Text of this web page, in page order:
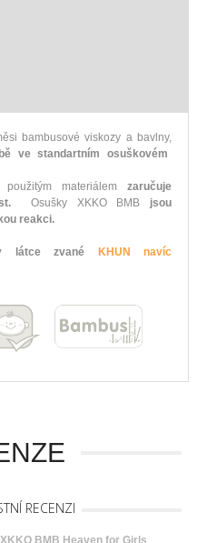
bambusové viskozy a bavlny,
ve standartním osuškovém
materiálem zaručuje
Osušky XKKO BMB jsou
reakci.
látce zvané
KHUN navíc
RECENZI